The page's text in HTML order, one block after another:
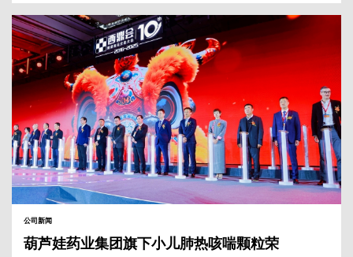
公司新闻
葫芦娃药业集团旗下小儿肺热咳喘颗粒荣